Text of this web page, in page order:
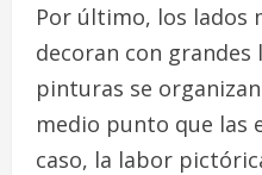
Por último, los lados
decoran con
pinturas se
medio punto que las
caso, la labor